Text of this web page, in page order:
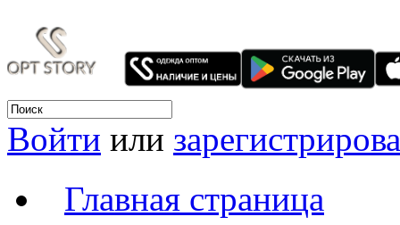
Войти или
Главная страница